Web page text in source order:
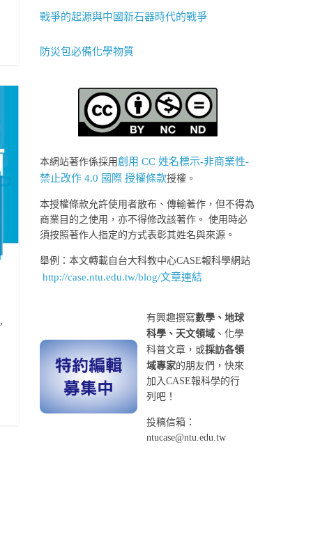
,
戰爭的起源與中國新石器時代的戰爭
防災包必備化學物質
本網站著作係採用創用 CC 姓名標示-非商業性-
禁止改作 4.0 國際 授權條款授權。
本授權條款允許使用者散布、傳輸著作，但不得為
商業目的之使用，亦不得修改該著作。 使用時必
須按照著作人指定的方式表彰其姓名與來源。
舉例：本文轉載自台大科教中心CASE報科學網站
http://case.ntu.edu.tw/blog/文章連結
有興趣撰寫數學、地球
科學、天文領域 、化學
科普文章，或採訪各領
域專家的朋友們，快來
加入CASE報科學的行
列吧！
投稿信箱：
ntucase@ntu.edu.tw